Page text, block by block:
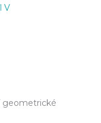
V
geometrické